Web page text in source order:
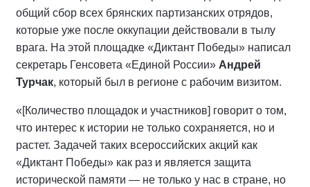
общий сбор всех брянских партизанских отрядов,
которые уже после оккупации действовали в тылу
врага. На этой площадке «Диктант Победы» написал
секретарь Генсовета «Единой России» Андрей
Турчак, который был в регионе с рабочим визитом.
«[Количество площадок и участников] говорит о том,
что интерес к истории не только сохраняется, но и
растет. Задачей таких всероссийских акций как
«Диктант Победы» как раз и является защита
исторической памяти — не только у нас в стране, но